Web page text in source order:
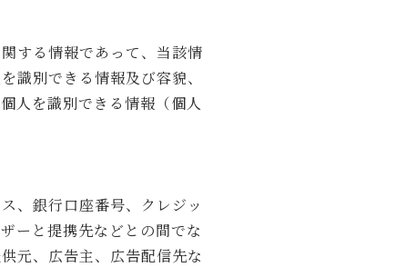
する情報であって、当該情
識別できる情報及び容貌、
人を識別できる情報（個人
、銀行口座番号、クレジッ
ーと提携先などとの間でな
元、広告主、広告配信先な